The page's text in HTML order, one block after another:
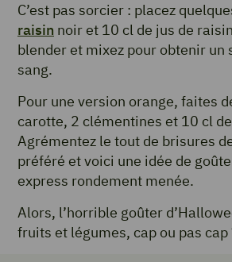
C’est pas sorcier : placez
raisin noir et 10 cl de jus de
blender et mixez pour obtenir un
sang.
Pour une version orange, faites
carotte, 2 clémentines et 10 cl
Agrémentez le tout de brisures
préféré et voici une idée de
express rondement menée.
Alors, l’horrible goûter
fruits et légumes, cap ou pas cap